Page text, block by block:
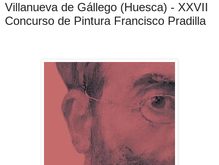
Villanueva de Gállego (Huesca) - XXVII
Concurso de Pintura Francisco Pradilla